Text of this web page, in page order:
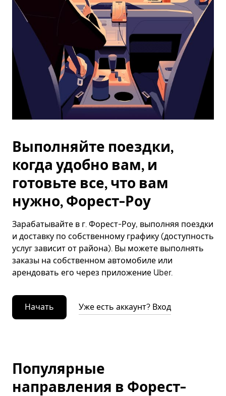
Выполняйте поездки,
когда удобно вам, и
готовьте все, что вам
нужно, Форест-Роу
Зарабатывайте в г. Форест-Роу, выполняя поездки
и доставку по собственному графику (доступность
услуг зависит от района). Вы можете выполнять
заказы на собственном автомобиле или
арендовать его через приложение Uber.
Начать Уже есть аккаунт? Вход
Популярные
направления в Форест-